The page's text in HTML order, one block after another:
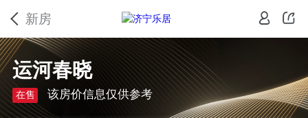
新房
运河春晓
在售 该房价信息仅供参考